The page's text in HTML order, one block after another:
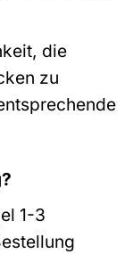
die
zu
1-3